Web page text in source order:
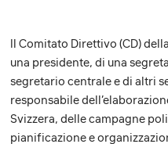
Il Comitato Direttivo (CD)
una presidente, di una
segretario centrale e di altri
responsabile
Svizzera, delle campagne
pianificazione e